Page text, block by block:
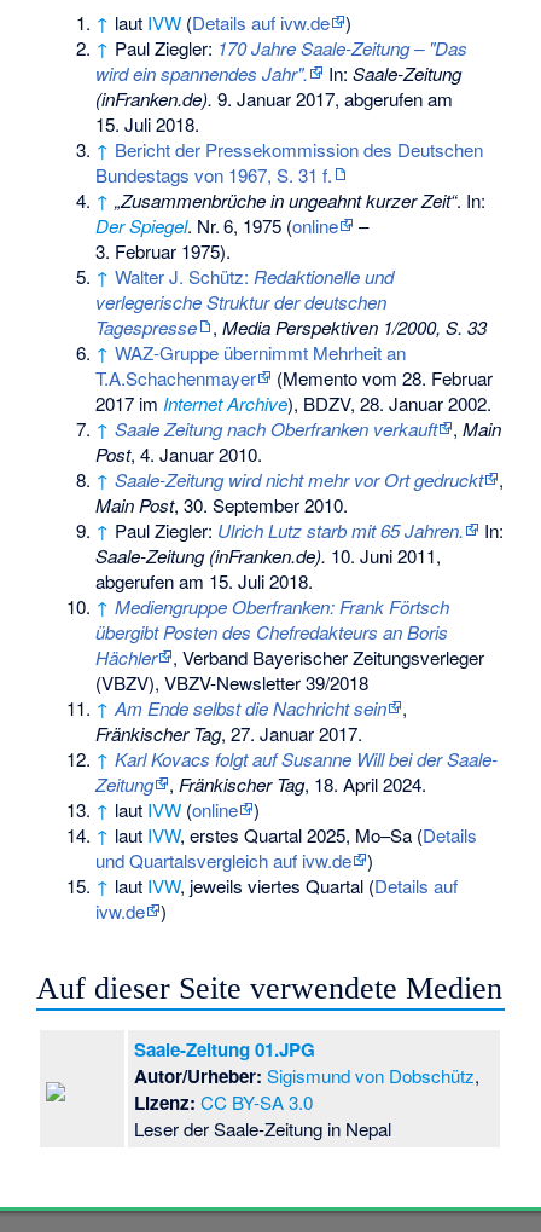
↑ laut IVW (Details auf ivw.de
)
↑ Paul Ziegler: 170 Jahre Saale-Zeitung – "Das
wird ein spannendes Jahr".
In:Saale-Zeitung
(inFranken.de). 9. Januar 2017, abgerufen am
15. Juli 2018.
↑ Bericht der Pressekommission des Deutschen
Bundestags von 1967, S. 31 f.
↑ „Zusammenbrüche in ungeahnt kurzer Zeit“. In:
Der Spiegel. Nr.6, 1975 (online
–
3. Februar 1975).
↑ Walter J. Schütz: Redaktionelle und
verlegerische Struktur der deutschen
Tagespresse
,Media Perspektiven 1/2000, S. 33
↑ WAZ-Gruppe übernimmt Mehrheit an
T.A.Schachenmayer
(Mementovom 28. Februar
2017 im Internet Archive), BDZV, 28. Januar 2002.
↑ Saale Zeitung nach Oberfranken verkauft ,Main
Post, 4. Januar 2010.
↑ Saale-Zeitung wird nicht mehr vor Ort gedruckt
,
Main Post, 30. September 2010.
↑ Paul Ziegler: Ulrich Lutz starb mit 65 Jahren.
In:
Saale-Zeitung (inFranken.de). 10. Juni 2011,
abgerufen am 15. Juli 2018.
↑ Mediengruppe Oberfranken: Frank Förtsch
übergibt Posten des Chefredakteurs an Boris
Hächler
, Verband Bayerischer Zeitungsverleger
(VBZV), VBZV-Newsletter 39/2018
↑ Am Ende selbst die Nachricht sein
,
Fränkischer Tag, 27. Januar 2017.
↑ Karl Kovacs folgt auf Susanne Will bei der Saale-
Zeitung
, Fränkischer Tag, 18. April 2024.
↑ laut IVW (online
)
↑ laut IVW, erstes Quartal 2025, Mo–Sa (Details
und Quartalsvergleich auf ivw.de
)
↑ laut IVW, jeweils viertes Quartal (Details auf
ivw.de
)
Auf dieser Seite verwendete Medien
Saale-Zeitung 01.JPG
Autor/Urheber: Sigismund von Dobschütz,
Lizenz: CC BY-SA 3.0
Leser der Saale-Zeitung in Nepal